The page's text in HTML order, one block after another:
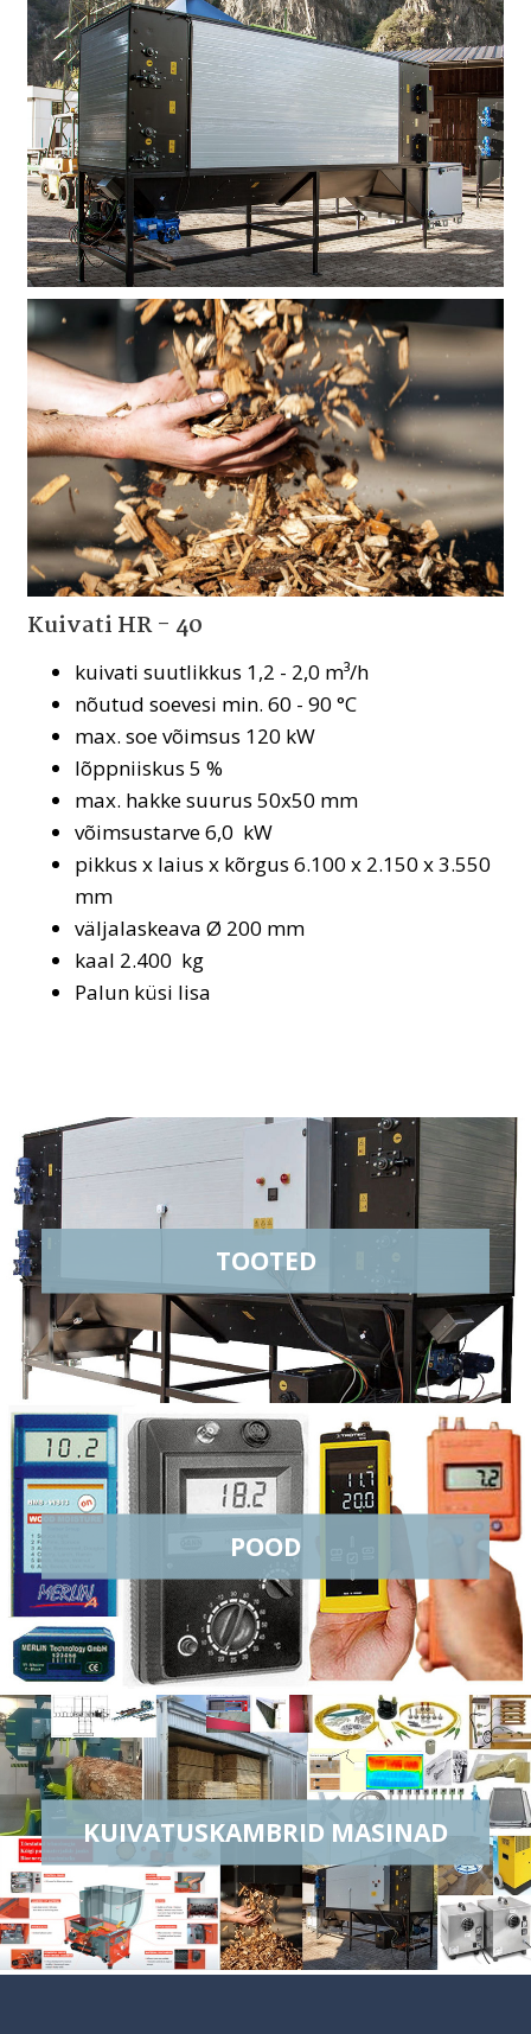
Kuivati HR - 40
kuivati suutlikkus 1,2 - 2,0 m³/h
nõutud soevesi min. 60 - 90 °C
max. soe võimsus 120 kW
lõppniiskus 5 %
max. hakke suurus 50x50 mm
võimsustarve 6,0 kW
pikkus x laius x kõrgus 6.100 x 2.150 x 3.550
mm
väljalaskeava Ø 200 mm
kaal 2.400 kg
Palun küsi lisa
TOOTED
POOD
KUIVATUSKAMBRID MASINAD